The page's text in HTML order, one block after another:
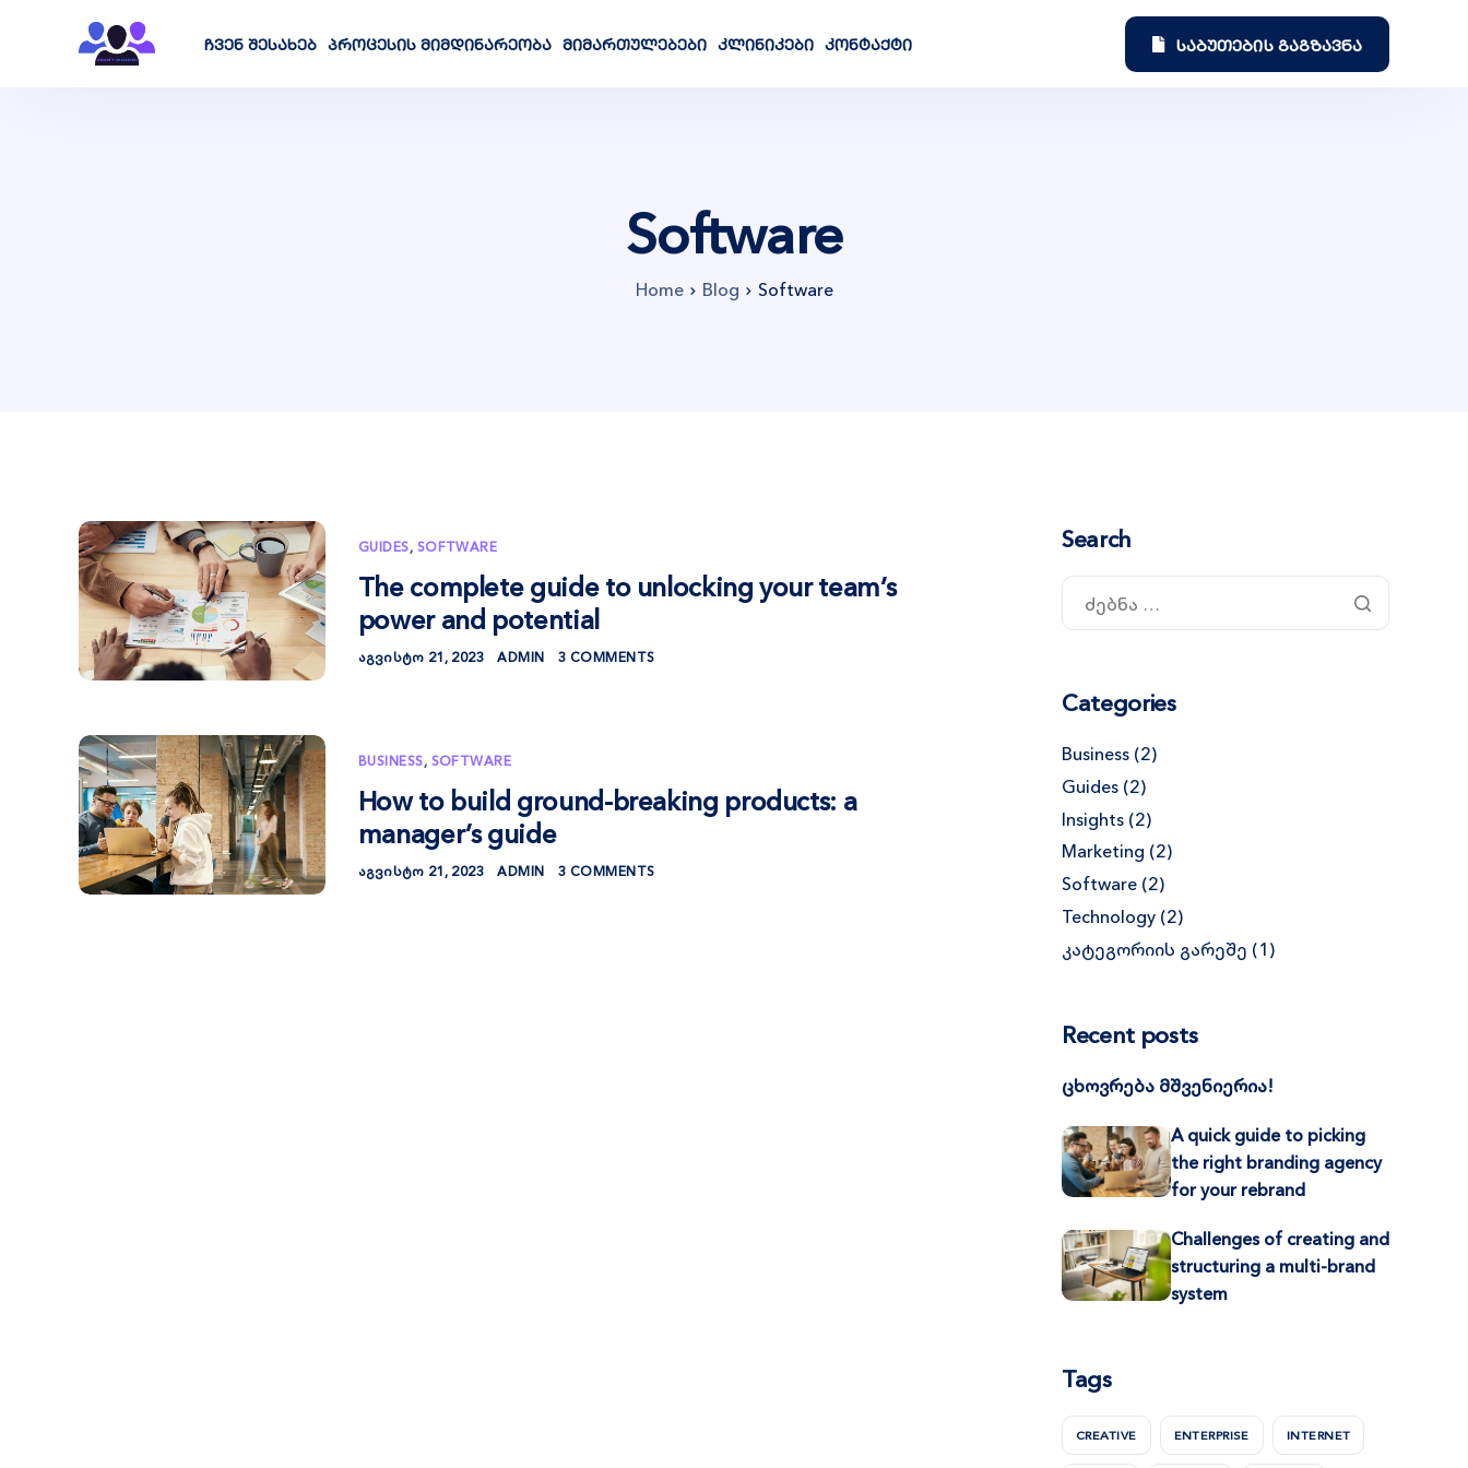
ჩვენ შესახებ პროცესის მიმდინარეობა მიმართულებები კლინიკები კონტაქტი საბუთების გაგზავნა
Software
Home Blog Software
GUIDES, SOFTWARE
The complete guide to unlocking your team’s
power and potential
ᲐᲒᲕᲘᲡᲢᲝ 21, 2023 ADMIN 3 COMMENTS
BUSINESS, SOFTWARE
How to build ground-breaking products: a
manager’s guide
ᲐᲒᲕᲘᲡᲢᲝ 21, 2023 ADMIN 3 COMMENTS
Search
Categories
Business (2)
Guides (2)
Insights (2)
Marketing (2)
Software (2)
Technology (2)
კატეგორიის გარეშე (1)
Recent posts
ცხოვრება მშვენიერია!
A quick guide to picking
the right branding agency
for your rebrand
Challenges of creating and
structuring a multi-brand
system
Tags
CREATIVE ENTERPRISE INTERNET